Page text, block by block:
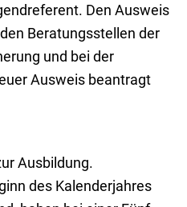
Den Ausweis
Beratungsstellen der
und bei der
Ausweis beantragt
Ausbildung.
des Kalenderjahres